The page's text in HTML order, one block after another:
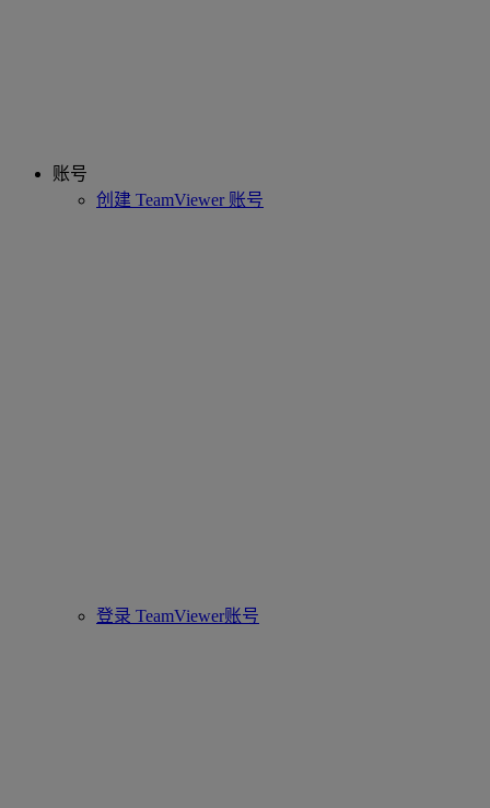
账号
创建 TeamViewer 账号
登录 TeamViewer账号